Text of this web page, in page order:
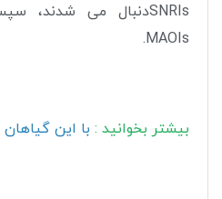
MAOIs.
بیشتر بخوانید : با این